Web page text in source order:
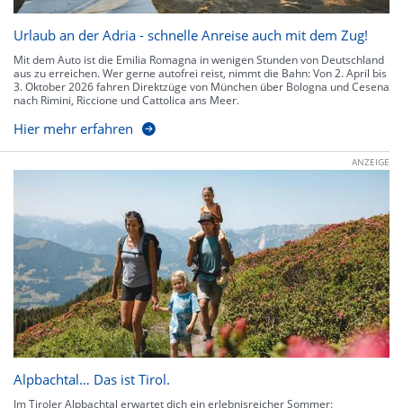
Urlaub an der Adria - schnelle Anreise auch mit dem Zug!
Mit dem Auto ist die Emilia Romagna in wenigen Stunden von Deutschland
aus zu erreichen. Wer gerne autofrei reist, nimmt die Bahn: Von 2. April bis
3. Oktober 2026 fahren Direktzüge von München über Bologna und Cesena
nach Rimini, Riccione und Cattolica ans Meer.
Hier mehr erfahren
ANZEIGE
Alpbachtal… Das ist Tirol.
Im Tiroler Alpbachtal erwartet dich ein erlebnisreicher Sommer: